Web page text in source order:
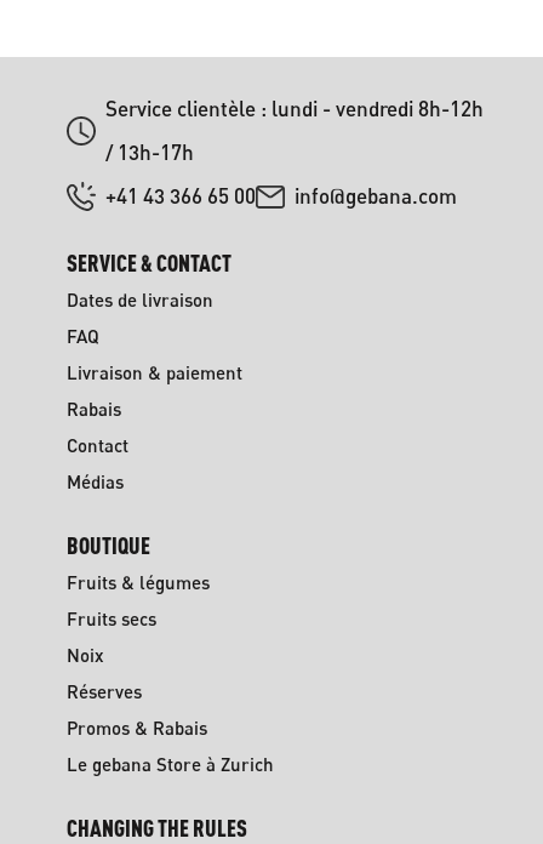
Service clientèle : lundi - vendredi 8h-12h
/ 13h-17h
+41 43 366 65 00
info@gebana.com
SERVICE & CONTACT
Dates de livraison
FAQ
Livraison & paiement
Rabais
Contact
Médias
BOUTIQUE
Fruits & légumes
Fruits secs
Noix
Réserves
Promos & Rabais
Le gebana Store à Zurich
CHANGING THE RULES